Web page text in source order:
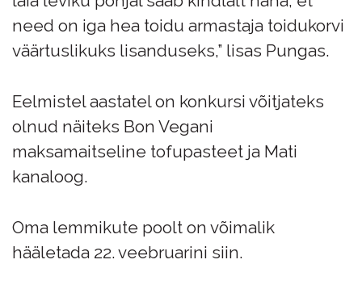
need on iga hea toidu armastaja toidukorvi
väärtuslikuks lisanduseks,” lisas Pungas.
Eelmistel aastatel on konkursi võitjateks
olnud näiteks Bon Vegani
maksamaitseline tofupasteet ja Mati
kanaloog.
Oma lemmikute poolt on võimalik
hääletada 22. veebruarini siin.